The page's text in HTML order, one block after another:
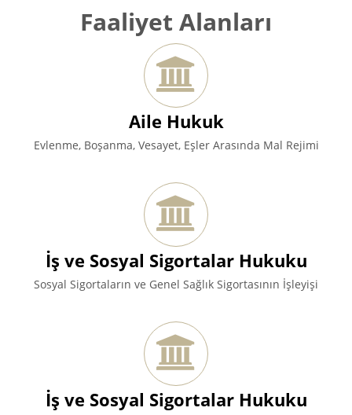
Faaliyet Alanları
Aile Hukuk
Evlenme, Boşanma, Vesayet, Eşler Arasında Mal Rejimi
İş ve Sosyal Sigortalar Hukuku
Sosyal Sigortaların ve Genel Sağlık Sigortasının İşleyişi
İş ve Sosyal Sigortalar Hukuku